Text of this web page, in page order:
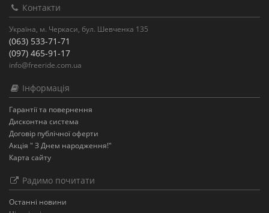
Контакти
Україна, м. Черкаси, бул. Шевченка 135
(063) 533-71-71
(097) 465-91-17
info@freeride.com.ua
Інформація
Гарантії та повернення
Дисконтна система
Договір публічної оферти
Акція " З Днем народження!"
Карта сайту
Радимо почитати
Останнi новини